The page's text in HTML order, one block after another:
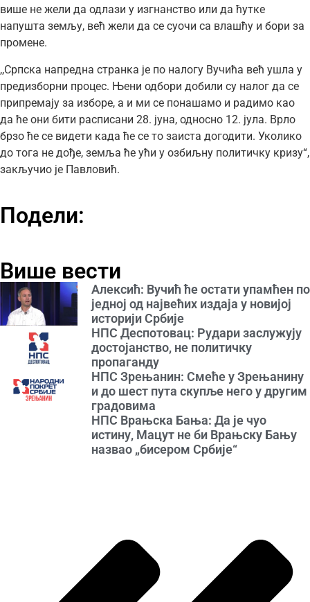
више не жели да одлази у изгнанство или да ћутке
напушта земљу, већ жели да се суочи са влашћу и бори за
промене.
,,Српска напредна странка је по налогу Вучића већ ушла у
предизборни процес. Њени одбори добили су налог да се
припремају за изборе, а и ми се понашамо и радимо као
да ће они бити расписани 28. јуна, односно 12. јула. Врло
брзо ће се видети када ће се то заиста догодити. Уколико
до тога не дође, земља ће ући у озбиљну политичку кризу“,
закључио је Павловић.
Подели:
Више вести
Алексић: Вучић ће остати упамћен по
једној од највећих издаја у новијој
историји Србије
НПС Деспотовац: Рудари заслужују
достојанство, не политичку
пропаганду
НПС Зрењанин: Смеће у Зрењанину
и до шест пута скупље него у другим
градовима
НПС Врањска Бања: Да је чуо
истину, Мацут не би Врањску Бању
назвао „бисером Србије“